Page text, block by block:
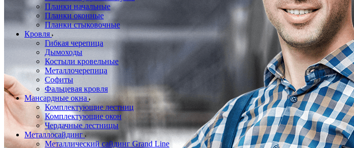
Планки начальные
Планки оконные
Планки стыковочные
Кровля
Гибкая черепица
Дымоходы
Костыли кровельные
Металлочерепица
Софиты
Фальцевая кровля
Мансардные окна
Комплектующие лестниц
Комплектующие окон
Чердачные лестницы
Металлосайдинг
Металлический сайдинг Grand Line